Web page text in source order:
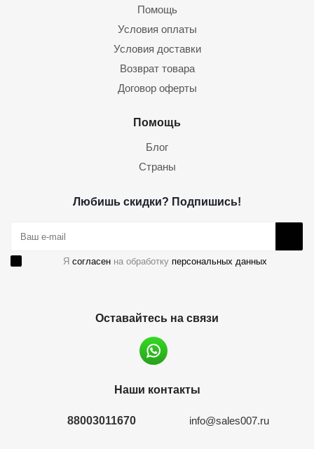
Помощь
Условия оплаты
Условия доставки
Возврат товара
Договор оферты
Помощь
Блог
Страны
Любишь скидки? Подпишись!
Я согласен на обработку персональных данных
Оставайтесь на связи
Наши контакты
88003011670 info@sales007.ru